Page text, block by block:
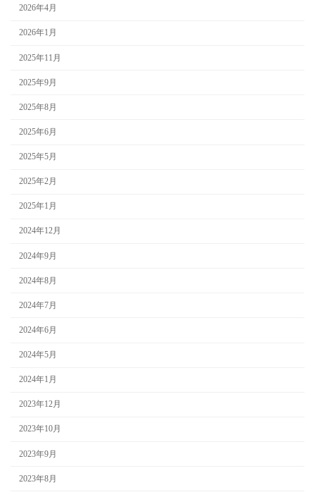
2026年4月
2026年1月
2025年11月
2025年9月
2025年8月
2025年6月
2025年5月
2025年2月
2025年1月
2024年12月
2024年9月
2024年8月
2024年7月
2024年6月
2024年5月
2024年1月
2023年12月
2023年10月
2023年9月
2023年8月